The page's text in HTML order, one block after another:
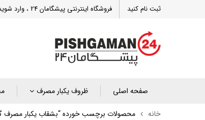
ثبت نام کنید فروشگاه اینترنتی پیشگامان 24 ، وارد شوید
صفحه اصلی ظروف یکبار مصرف
خانه محصولات برچسب خورده “بشقاب یکبار مصرف